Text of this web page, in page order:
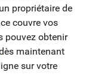
propriétaire de
couvre vos
pouvez obtenir
maintenant
sur votre